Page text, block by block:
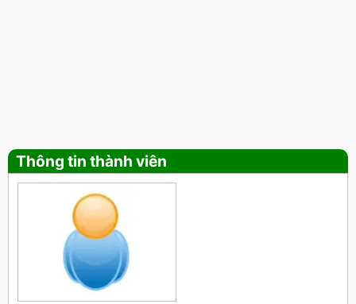
Thông tin thành viên